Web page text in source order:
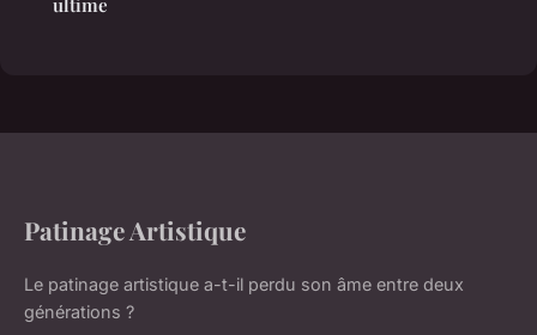
Patinage Artistique
Le patinage artistique a-t-il perdu son âme entre deux
générations ?